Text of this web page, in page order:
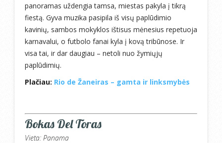
panoramas uždengia tamsa, miestas pakyla į tikrą
fiestą. Gyva muzika pasipila iš visų paplūdimio
kavinių, sambos mokyklos ištisus mėnesius repetuoja
karnavalui, o futbolo fanai kyla į kovą tribūnose. Ir
visa tai, ir dar daugiau – netoli nuo žymiųjų
paplūdimių.
Plačiau: Rio de Žaneiras – gamta ir linksmybės
Bokas Del Toras
Vieta: Panama